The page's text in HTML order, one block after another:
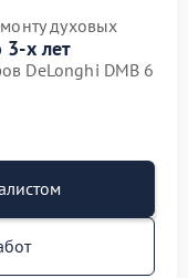
духовых
3-х лет
DeLonghi DMB 6